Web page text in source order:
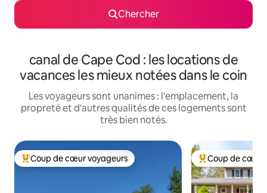
Chercher
canal de Cape Cod : les locations de
vacances les mieux notées dans le coin
Les voyageurs sont unanimes : l'emplacement, la
propreté et d'autres qualités de ces logements sont
très bien notés.
Coup de cœur voyageurs parmi les plus aimés
Coup de cœur voyageurs Coup de cœur
Coup de cœur